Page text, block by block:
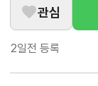
관심
2일전 등록